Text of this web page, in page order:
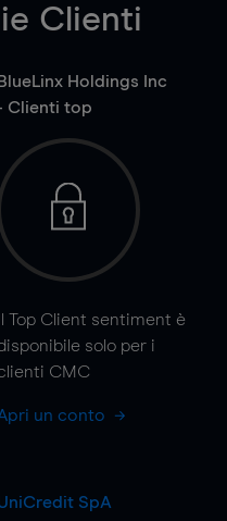
Clienti
BlueLinx Holdings Inc
Clienti top
Il Top Client sentiment è
solo per i
CMC
un conto
SpA